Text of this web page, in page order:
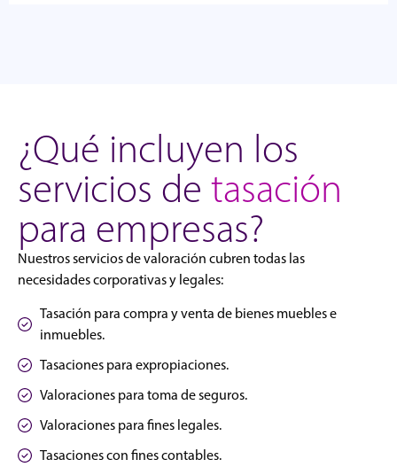
¿Qué incluyen los
servicios de tasación
para empresas?
Nuestros servicios de valoración cubren todas las
necesidades corporativas y legales:
Tasación para compra y venta de bienes muebles e
inmuebles.
Tasaciones para expropiaciones.
Valoraciones para toma de seguros.
Valoraciones para fines legales.
Tasaciones con fines contables.